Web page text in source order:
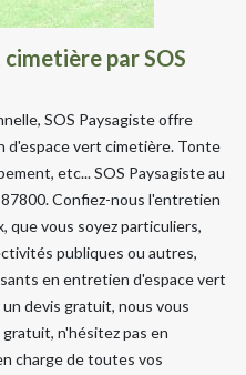
par SOS
SOS Paysagiste offre
d'espace vert cimetière. Tonte
etc... SOS Paysagiste au
Confiez-nous l'entretien
que vous soyez particuliers,
publiques ou autres,
en entretien d'espace vert
devis gratuit, nous vous
n'hésitez pas en
charge de toutes vos